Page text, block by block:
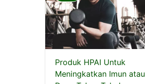
Produk HPAI Untuk
Meningkatkan Imun atau